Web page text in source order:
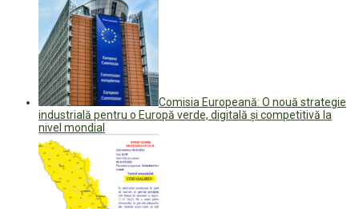
Comisia Europeană: O nouă strategie
industrială pentru o Europă verde, digitală şi competitivă la
nivel mondial